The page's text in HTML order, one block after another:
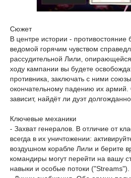
Сюжет
В центре истории - противостояние
ведомой горячим чувством
рассудительной Лили,
ходу кампании вы будете
противника, заключать с ними
окончательному падению их
зависит, найдёт ли дуэт
Ключевые механики
- Захват генералов. В отличие от
всегда в их уничтожении:
воздушном корабле Лили и берите
командиры могут перейти на вашу
навыки и особые потоки ("Streams").